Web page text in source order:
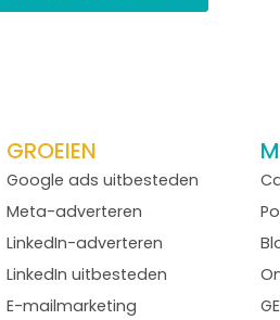
GROEIEN
Google ads uitbesteden
Meta-adverteren
LinkedIn-adverteren
LinkedIn uitbesteden
E-mailmarketing